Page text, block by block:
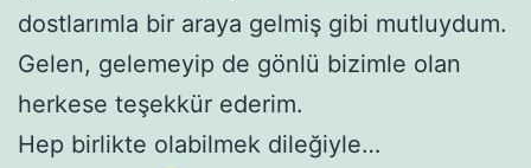
dostlarımla bir araya gelmiş gibi mutluydum.
Gelen, gelemeyip de gönlü bizimle olan
herkese teşekkür ederim.
Hep birlikte olabilmek dileğiyle…